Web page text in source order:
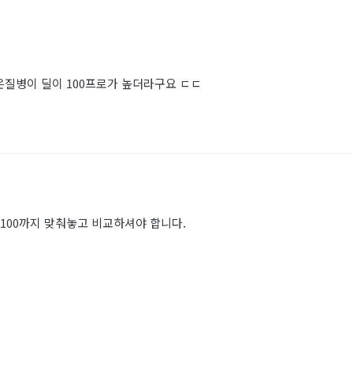
병이 딜이 100프로가 높더라구요 ㄷㄷ
까지 맞춰놓고 비교하셔야 합니다.